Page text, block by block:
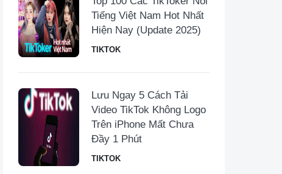
Tiếng Việt Nam Hot Nhất
Hiện Nay (Update 2025)
TIKTOK
Lưu Ngay 5 Cách Tải
Video TikTok Không Logo
Trên iPhone Mất Chưa
Đầy 1 Phút
TIKTOK